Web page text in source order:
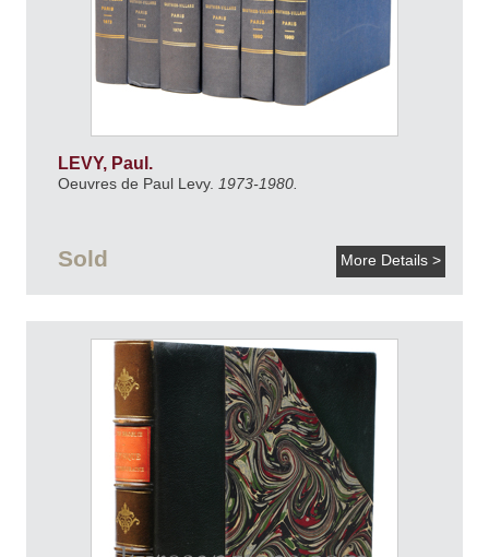
LEVY, Paul.
Oeuvres de Paul Levy. 1973-1980.
Sold More Details >